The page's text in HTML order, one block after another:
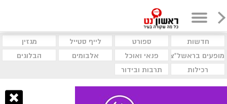
חדשות ספורט לייף סטייל
מגזין
מופעים בראשל"צ
פנאי ואוכל אלבומים
הבלוגים
רכילות
תרבות ובידור